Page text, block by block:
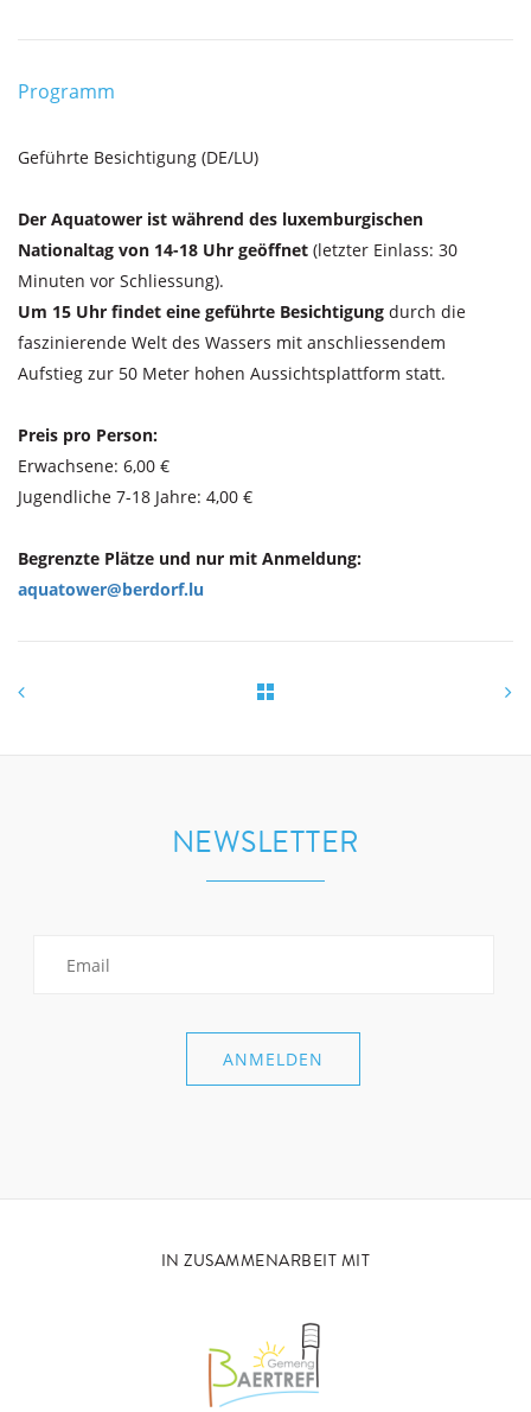
Programm
Geführte Besichtigung (DE/LU)
Der Aquatower ist während des luxemburgischen
Nationaltag von 14-18 Uhr geöffnet (letzter Einlass: 30
Minuten vor Schliessung).
Um 15 Uhr findet eine geführte Besichtigung durch die
faszinierende Welt des Wassers mit anschliessendem
Aufstieg zur 50 Meter hohen Aussichtsplattform statt.
Preis pro Person:
Erwachsene: 6,00 €
Jugendliche 7-18 Jahre: 4,00 €
Begrenzte Plätze und nur mit Anmeldung:
aquatower@berdorf.lu
NEWSLETTER
IN ZUSAMMENARBEIT MIT